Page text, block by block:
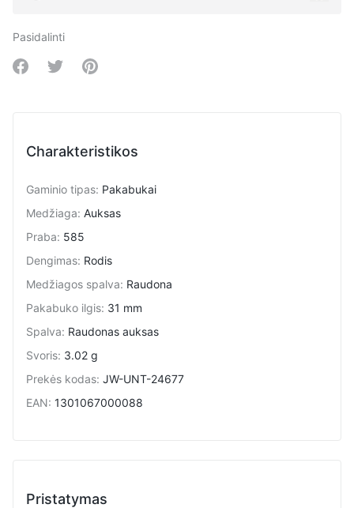
Pasidalinti
Share on Facebook
Share on Twitter
Share on Pinterest
Charakteristikos
Gaminio tipas: Pakabukai
Medžiaga: Auksas
Praba: 585
Dengimas: Rodis
Medžiagos spalva: Raudona
Pakabuko ilgis: 31 mm
Spalva: Raudonas auksas
Svoris: 3.02 g
Prekės kodas: JW-UNT-24677
EAN: 1301067000088
Pristatymas